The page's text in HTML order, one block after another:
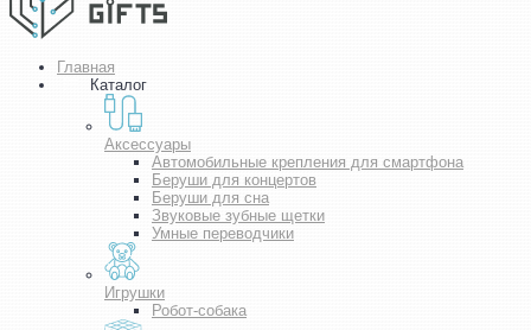
Главная
Каталог
Аксессуары
Автомобильные крепления для смартфона
Беруши для концертов
Беруши для сна
Звуковые зубные щетки
Умные переводчики
Игрушки
Робот-собака